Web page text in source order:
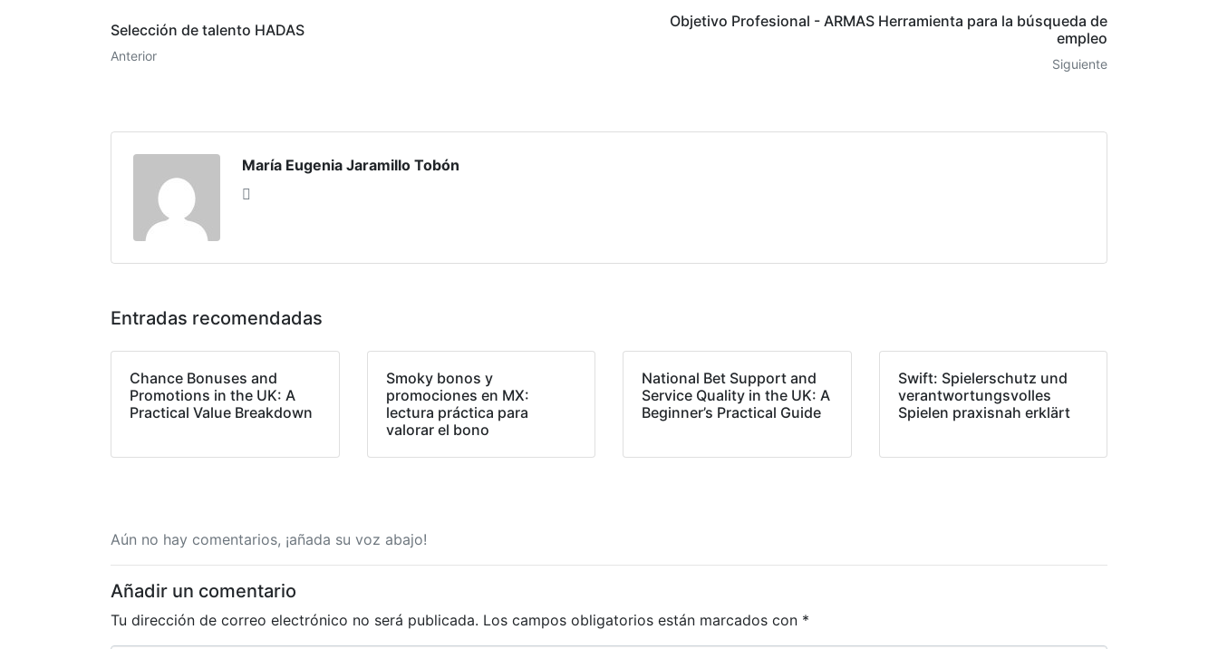
Selección de talento HADAS
Anterior
Objetivo Profesional - ARMAS Herramienta para la búsqueda de
empleo
Siguiente
María Eugenia Jaramillo Tobón
Entradas recomendadas
Chance Bonuses and
Promotions in the UK: A
Practical Value Breakdown
Smoky bonos y
promociones en MX:
lectura práctica para
valorar el bono
National Bet Support and
Service Quality in the UK: A
Beginner’s Practical Guide
Swift: Spielerschutz und
verantwortungsvolles
Spielen praxisnah erklärt
Aún no hay comentarios, ¡añada su voz abajo!
Añadir un comentario
Tu dirección de correo electrónico no será publicada. Los campos obligatorios están marcados con *